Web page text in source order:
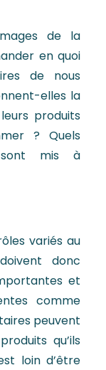
de la
en quoi
de nous
elles la
produits
? Quels
sont mis à
variés au
donc
et
comme
peuvent
qu’ils
loin d’être